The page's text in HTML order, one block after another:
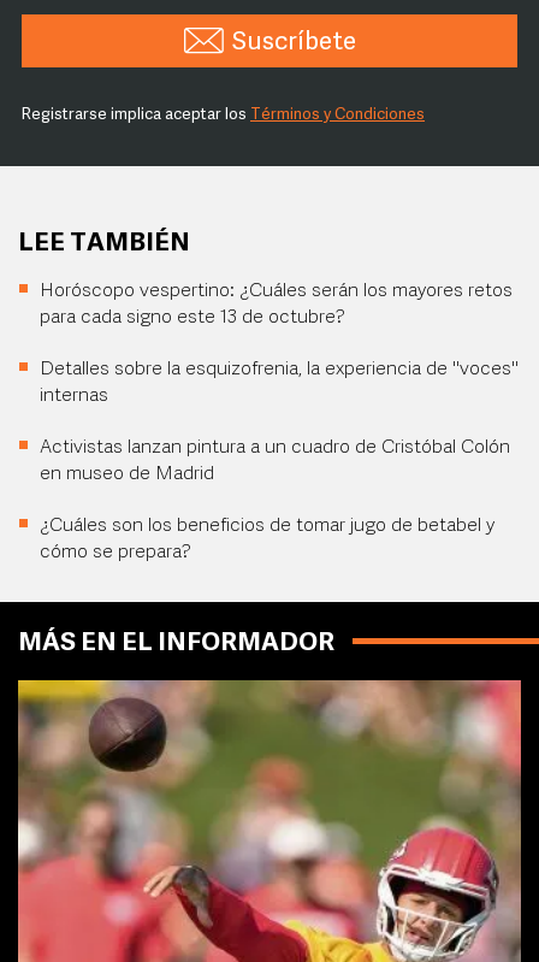
Suscríbete
Registrarse implica aceptar los Términos y Condiciones
LEE TAMBIÉN
Horóscopo vespertino: ¿Cuáles serán los mayores retos
para cada signo este 13 de octubre?
Detalles sobre la esquizofrenia, la experiencia de "voces"
internas
Activistas lanzan pintura a un cuadro de Cristóbal Colón
en museo de Madrid
¿Cuáles son los beneficios de tomar jugo de betabel y
cómo se prepara?
MÁS EN EL INFORMADOR